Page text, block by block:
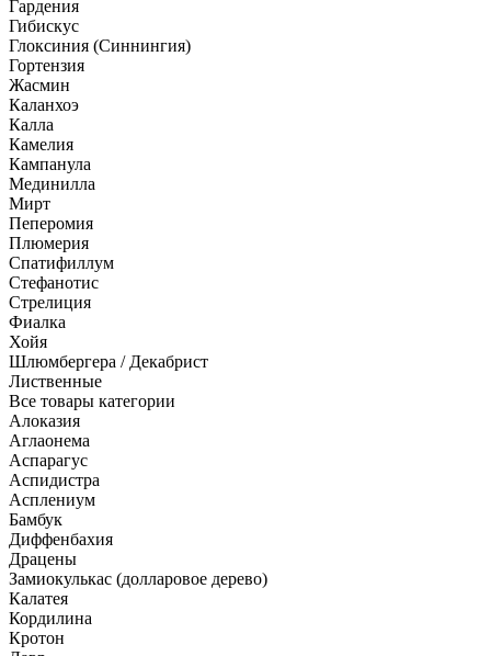
Гардения
Гибискус
Глоксиния (Синнингия)
Гортензия
Жасмин
Каланхоэ
Калла
Камелия
Кампанула
Мединилла
Мирт
Пеперомия
Плюмерия
Спатифиллум
Стефанотис
Стрелиция
Фиалка
Хойя
Шлюмбергера / Декабрист
Лиственные
Все товары категории
Алоказия
Аглаонема
Аспарагус
Аспидистра
Асплениум
Бамбук
Диффенбахия
Драцены
Замиокулькас (долларовое дерево)
Калатея
Кордилина
Кротон